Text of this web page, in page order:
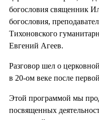
богословия священник
богословия,
Тихоновского
Евгений Агеев.
Разговор шел о
в 20-ом веке после
Этой программой мы
посвященных